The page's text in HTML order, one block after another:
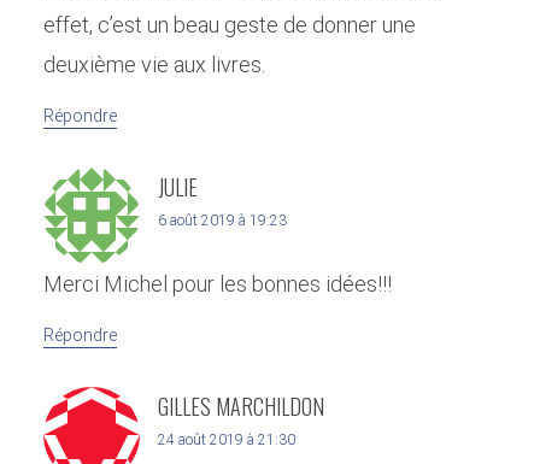
effet, c’est un beau geste de donner une
deuxième vie aux livres.
Répondre
JULIE
6 août 2019 à 19:23
Merci Michel pour les bonnes idées!!!
Répondre
GILLES MARCHILDON
24 août 2019 à 21:30